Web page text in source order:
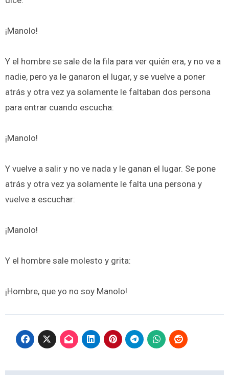
¡Manolo!
Y el hombre se sale de la fila para ver quién era, y no ve a
nadie, pero ya le ganaron el lugar, y se vuelve a poner
atrás y otra vez ya solamente le faltaban dos persona
para entrar cuando escucha:
¡Manolo!
Y vuelve a salir y no ve nada y le ganan el lugar. Se pone
atrás y otra vez ya solamente le falta una persona y
vuelve a escuchar:
¡Manolo!
Y el hombre sale molesto y grita:
¡Hombre, que yo no soy Manolo!